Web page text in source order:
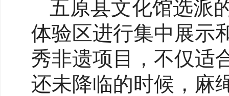
五原县文化馆选派
体验区进行集中展示
秀非遗项目，不仅适
还未降临的时候，麻